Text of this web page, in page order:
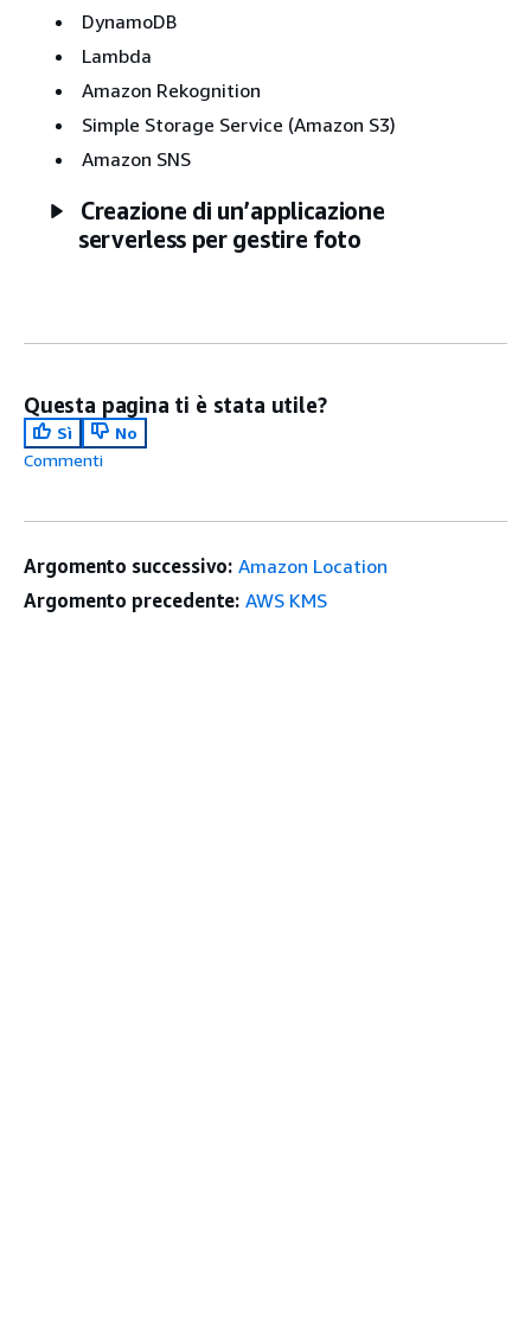
DynamoDB
Lambda
Amazon Rekognition
Simple Storage Service (Amazon S3)
Amazon SNS
Creazione di un’applicazione
serverless per gestire foto
Questa pagina ti è stata utile?
Sì
No
Commenti
Argomento successivo: Amazon Location
Argomento precedente: AWS KMS